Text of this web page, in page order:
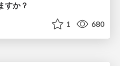
すか？
1 680